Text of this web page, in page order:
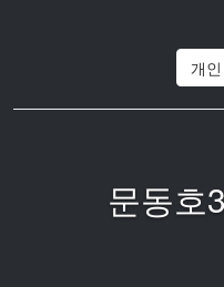
개
문동호3